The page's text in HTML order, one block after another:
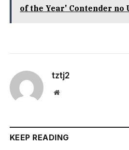
of the Year' Contender no
tztj2
Website
KEEP READING